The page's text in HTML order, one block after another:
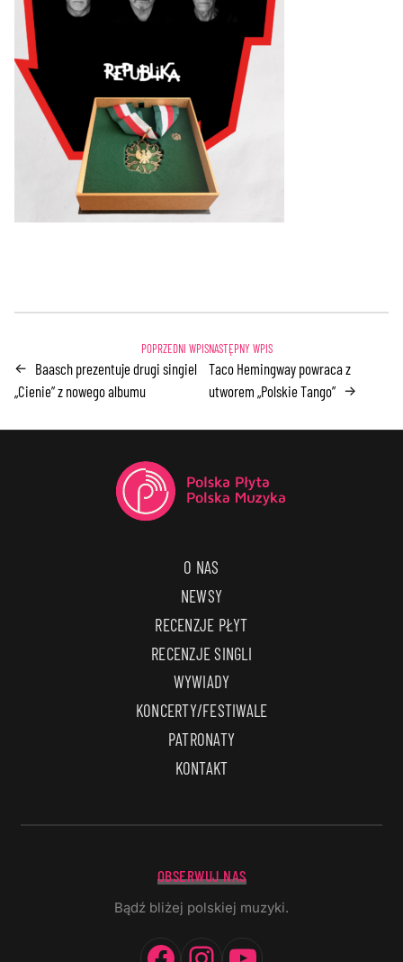
← Baasch prezentuje drugi singiel
„Cienie” z nowego albumu
Taco Hemingway powraca z
utworem „Polskie Tango” →
O NAS
NEWSY
RECENZJE PŁYT
RECENZJE SINGLI
WYWIADY
KONCERTY/FESTIWALE
PATRONATY
KONTAKT
OBSERWUJ NAS
Bądź bliżej polskiej muzyki.
Facebook
Instagram